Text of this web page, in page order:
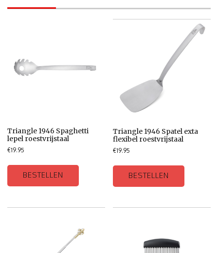
Triangle 1946 Spaghetti
lepel roestvrijstaal
€19.95
BESTELLEN
Triangle 1946 Spatel exta
flexibel roestvrijstaal
€19.95
BESTELLEN